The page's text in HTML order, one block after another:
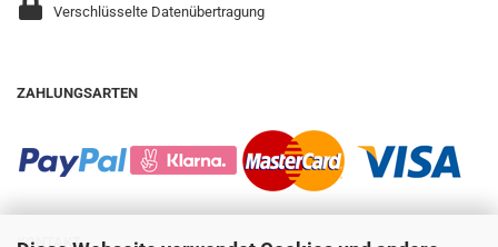
Verschlüsselte Datenübertragung
ZAHLUNGSARTEN
KONTAKT